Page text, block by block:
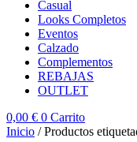
Casual
Looks Completos
Eventos
Calzado
Complementos
REBAJAS
OUTLET
0,00 € 0 Carrito
Inicio / Productos